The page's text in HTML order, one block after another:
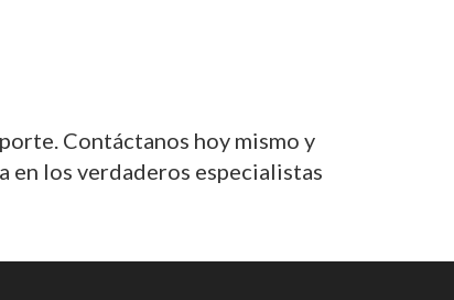
Contáctanos hoy mismo y
en los verdaderos especialistas